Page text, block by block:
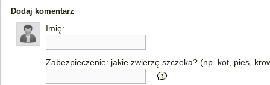
Dodaj komentarz
Imię:
Zabezpieczenie: jakie zwierzę szczeka? (np. kot, pies,